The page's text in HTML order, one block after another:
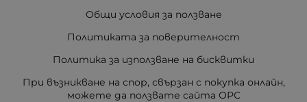
Общи условия за ползване
Политиката за поверителност
Политика за използване на бисквитки
При възникване на спор, свързан с покупка онлайн,
можете да ползвате сайта ОРС